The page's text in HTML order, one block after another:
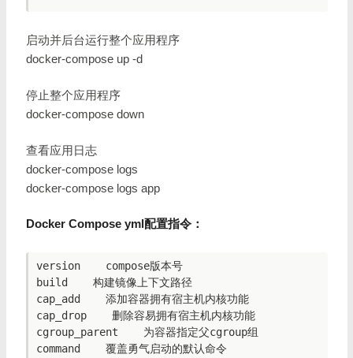
启动并后台运行整个应用程序
docker-compose up -d
停止整个应用程序
docker-compose down
查看应用日志
docker-compose logs
docker-compose logs app
Docker Compose yml配置指令：
version    compose版本号
build    构建镜像上下文路径
cap_add    添加容器拥有宿主机内核功能
cap_drop    删除容易拥有宿主机内核功能
cgroup_parent    为容器指定父cgroup组
command    覆盖勇气启动的默认命令